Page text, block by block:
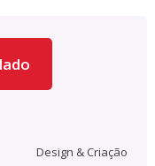
Design & Criação